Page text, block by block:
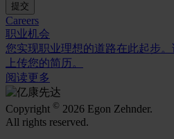
提交
Careers
职业机会
您实现职业理想的道路在此起步
上传您的简历。
阅读更多
Copyright © 2026 Egon Zehnder.
All rights reserved.